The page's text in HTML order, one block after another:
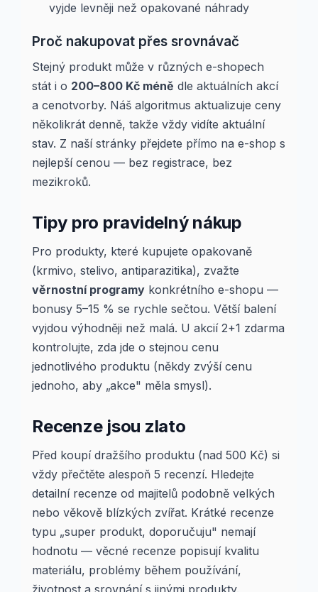
vyjde levněji než opakované náhrady
Proč nakupovat přes srovnávač
Stejný produkt může v různých e-shopech
stát i o 200–800 Kč méně dle aktuálních akcí
a cenotvorby. Náš algoritmus aktualizuje ceny
několikrát denně, takže vždy vidíte aktuální
stav. Z naší stránky přejdete přímo na e-shop s
nejlepší cenou — bez registrace, bez
mezikroků.
Tipy pro pravidelný nákup
Pro produkty, které kupujete opakovaně
(krmivo, stelivo, antiparazitika), zvažte
věrnostní programy konkrétního e-shopu —
bonusy 5–15 % se rychle sečtou. Větší balení
vyjdou výhodněji než malá. U akcií 2+1 zdarma
kontrolujte, zda jde o stejnou cenu
jednotlivého produktu (někdy zvýší cenu
jednoho, aby „akce" měla smysl).
Recenze jsou zlato
Před koupí dražšího produktu (nad 500 Kč) si
vždy přečtěte alespoň 5 recenzí. Hledejte
detailní recenze od majitelů podobně velkých
nebo věkově blízkých zvířat. Krátké recenze
typu „super produkt, doporučuju" nemají
hodnotu — věcné recenze popisují kvalitu
materiálu, problémy během používání,
životnost a srovnání s jinými produkty.